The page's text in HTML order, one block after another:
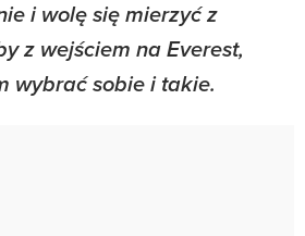
i wolę się mierzyć z
z wejściem na Everest,
wybrać sobie i takie.